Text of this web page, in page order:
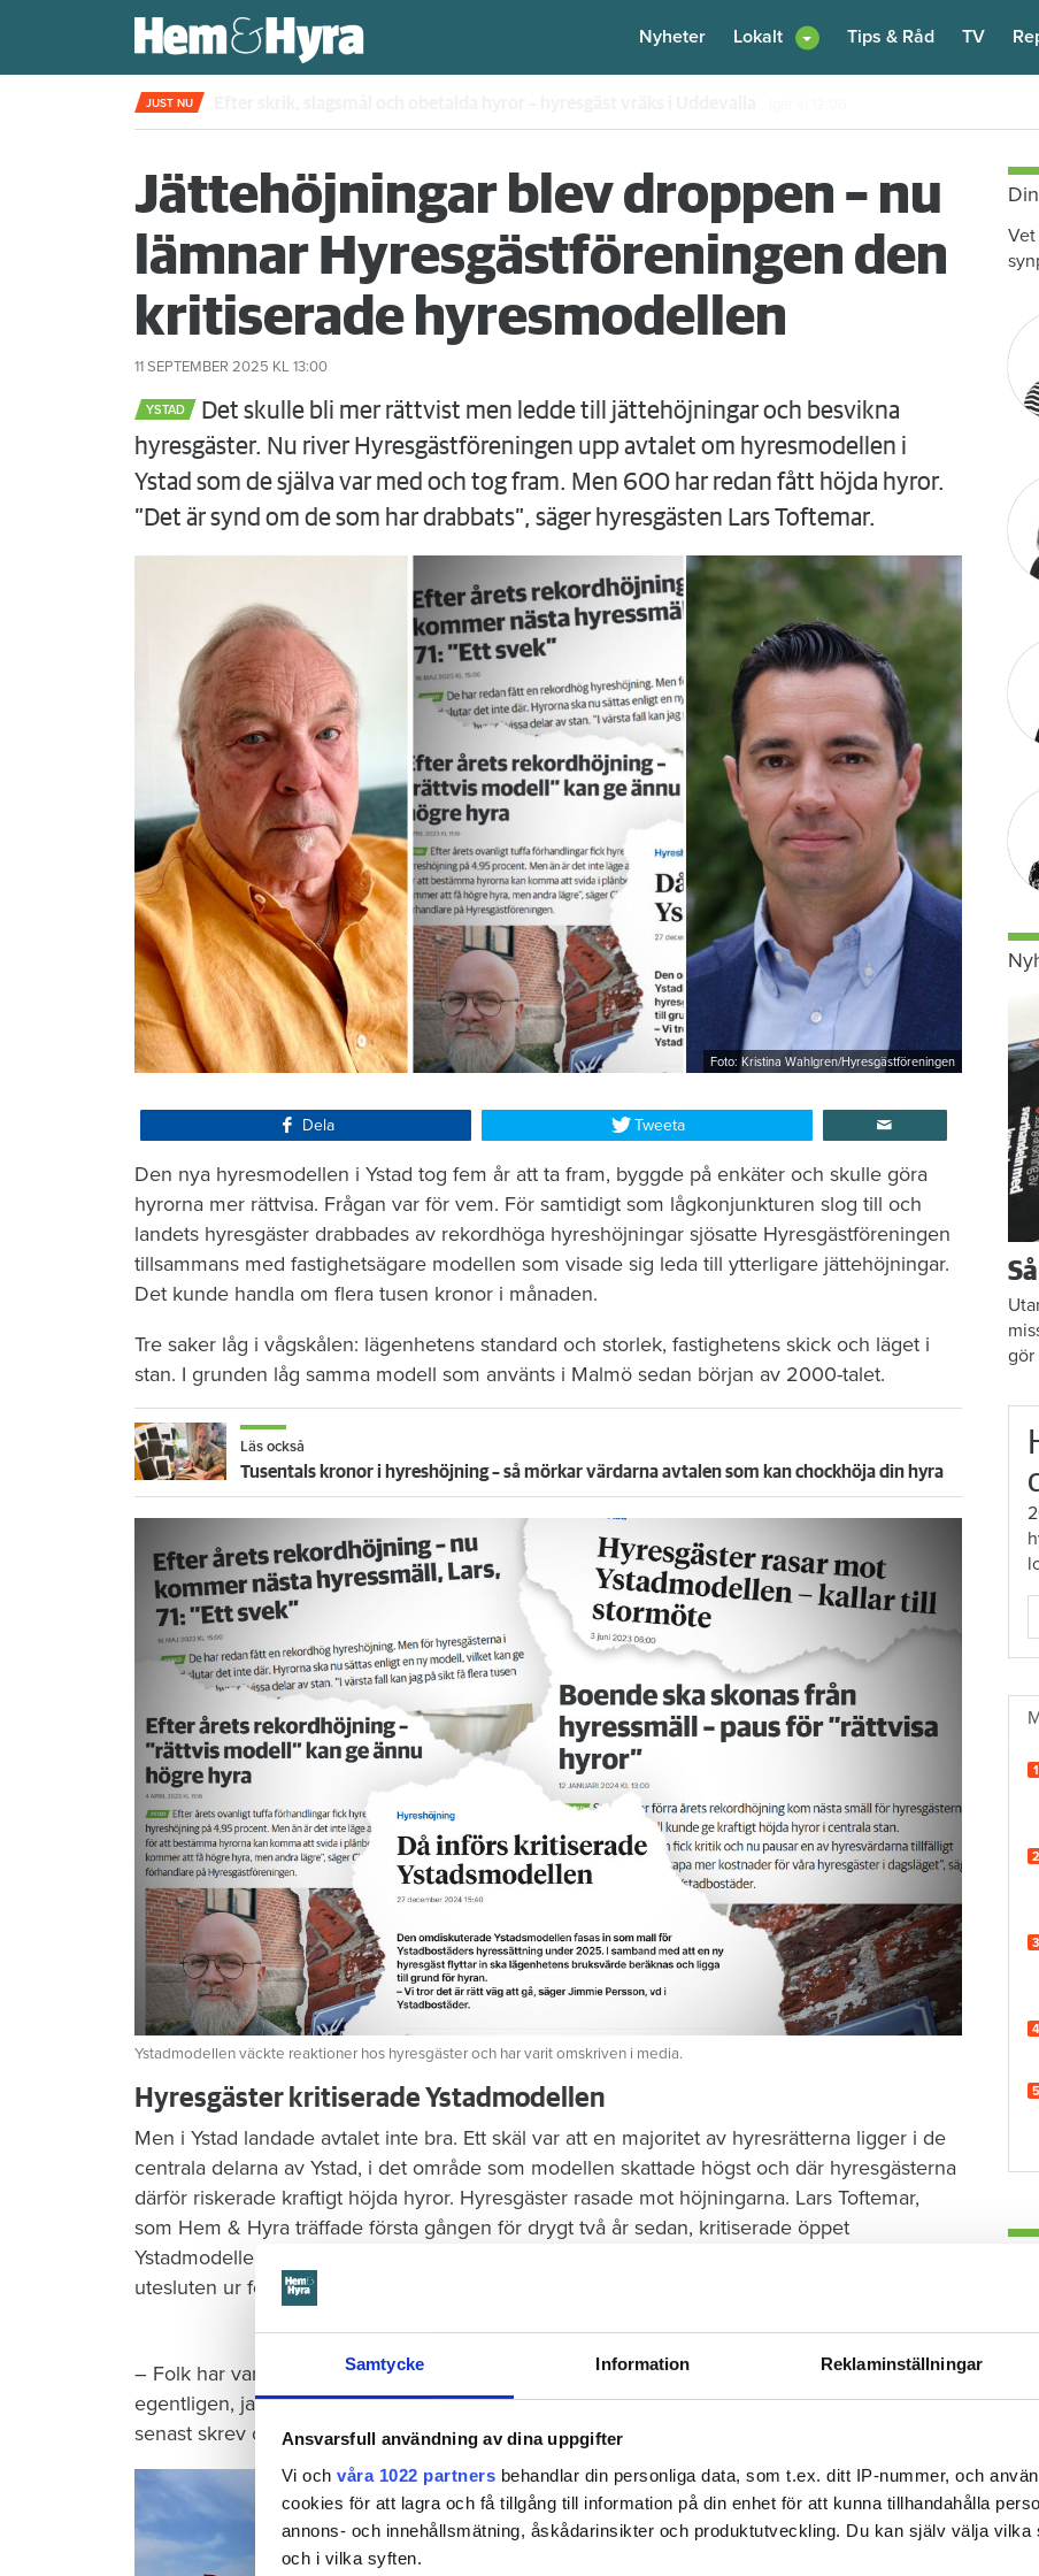
Samtycke Information Reklaminställningar
Ansvarsfull användning av dina uppgifter
Vi och våra 1022 partners behandlar din personliga data, som t.ex. ditt IP-nummer, och
cookies för att lagra och få tillgång till information på din enhet för att kunna tillhandahålla
annons- och innehållsmätning, åskådarinsikter och produktutveckling. Du kan själv välja vilka
och i vilka syften.
Nyheter Lokalt Tips & Råd TV
JUST NU
Jättehöjningar blev droppen – nu
lämnar Hyresgästföreningen den
kritiserade hyresmodellen
11 SEPTEMBER 2025 KL 13:00
YSTAD
Det skulle bli mer rättvist men ledde till jättehöjningar och besvikna
hyresgäster. Nu river Hyresgästföreningen upp avtalet om hyresmodellen i
Ystad som de själva var med och tog fram. Men 600 har redan fått höjda hyror.
”Det är synd om de som har drabbats”, säger hyresgästen Lars Toftemar.
Foto: Kristina Wahlgren/Hyresgästföreningen
Dela Tweeta
Den nya hyresmodellen i Ystad tog fem år att ta fram, byggde på enkäter och skulle göra
hyrorna mer rättvisa. Frågan var för vem. För samtidigt som lågkonjunkturen slog till och
landets hyresgäster drabbades av rekordhöga hyreshöjningar sjösatte Hyresgästföreningen
tillsammans med fastighetsägare modellen som visade sig leda till ytterligare jättehöjningar.
Det kunde handla om flera tusen kronor i månaden.
Tre saker låg i vågskålen: lägenhetens standard och storlek, fastighetens skick och läget i
stan. I grunden låg samma modell som använts i Malmö sedan början av 2000-talet.
Läs också
Tusentals kronor i hyreshöjning – så mörkar värdarna avtalen som kan chockhöja din hyra
Ystadmodellen väckte reaktioner hos hyresgäster och har varit omskriven i media.
Hyresgäster kritiserade Ystadmodellen
Men i Ystad landade avtalet inte bra. Ett skäl var att en majoritet av hyresrätterna ligger i de
centrala delarna av Ystad, i det område som modellen skattade högst och där hyresgästerna
därför riskerade kraftigt höjda hyror. Hyresgäster rasade mot höjningarna. Lars Toftemar,
som Hem & Hyra träffade första gången för drygt två år sedan, kritiserade öppet
Ystadmodellen. Han tyckte att Hyresgästföreningen svek medlemmarna och han blev
utesluten ur föreningen.
– Folk har varit skitförbannade över Ystadmodellen. Att jag uteslöts spelar inte så stor
egentligen, jag har en friare roll idag, sa han i början av den här sommaren, när Hem & Hyra
senast skrev om Ystadmodellen.
gör